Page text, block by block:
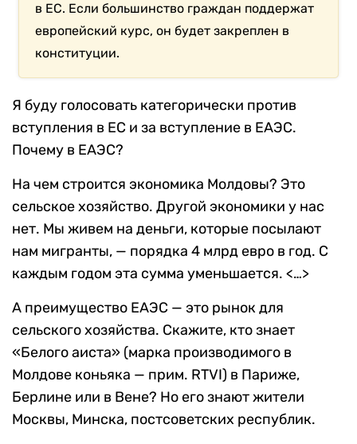
в ЕС. Если большинство граждан поддержат
европейский курс, он будет закреплен в
конституции.
Я буду голосовать категорически против
вступления в ЕС и за вступление в ЕАЭС.
Почему в ЕАЭС?
На чем строится экономика Молдовы? Это
сельское хозяйство. Другой экономики у нас
нет. Мы живем на деньги, которые посылают
нам мигранты, — порядка 4 млрд евро в год. С
каждым годом эта сумма уменьшается. <…>
А преимущество ЕАЭС — это рынок для
сельского хозяйства. Скажите, кто знает
«Белого аиста» (марка производимого в
Молдове коньяка — прим. RTVI) в Париже,
Берлине или в Вене? Но его знают жители
Москвы, Минска, постсоветских республик.